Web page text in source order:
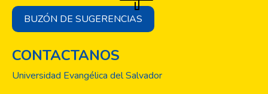
BUZÓN DE SUGERENCIAS
CONTACTANOS
Universidad Evangélica del Salvador